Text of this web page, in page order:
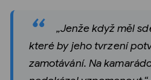
„Jenže když měl
které by jeho tvrzení
zamotávání. Na